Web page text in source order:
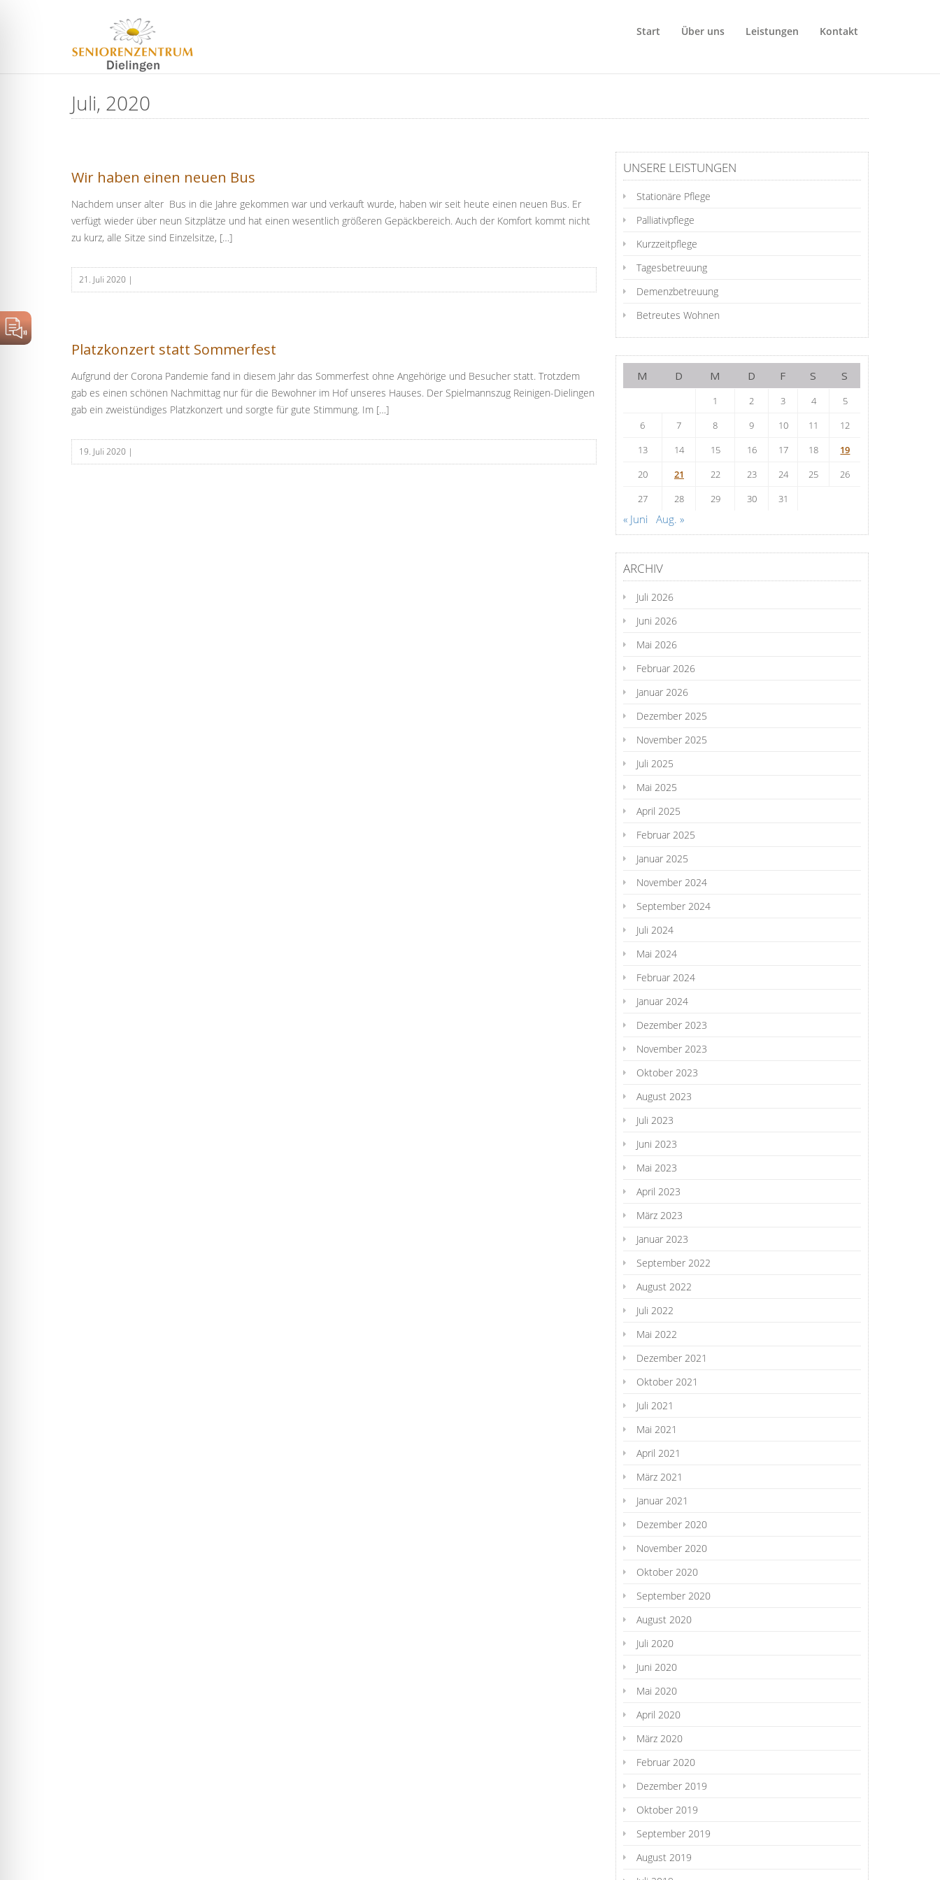
Start Über uns Leistungen Kontakt
Juli, 2020
Wir haben einen neuen Bus
Nachdem unser alter Bus in die Jahre gekommen war und verkauft wurde, haben wir seit heute einen neuen Bus. Er
verfügt wieder über neun Sitzplätze und hat einen wesentlich größeren Gepäckbereich. Auch der Komfort kommt nicht
zu kurz, alle Sitze sind Einzelsitze, […]
21. Juli 2020 |
Platzkonzert statt Sommerfest
Aufgrund der Corona Pandemie fand in diesem Jahr das Sommerfest ohne Angehörige und Besucher statt. Trotzdem
gab es einen schönen Nachmittag nur für die Bewohner im Hof unseres Hauses. Der Spielmannszug Reinigen-Dielingen
gab ein zweistündiges Platzkonzert und sorgte für gute Stimmung. Im […]
19. Juli 2020 |
UNSERE LEISTUNGEN
Stationäre Pflege
Palliativpflege
Kurzzeitpflege
Tagesbetreuung
Demenzbetreuung
Betreutes Wohnen
M D M D F S S
1 2 3 4
5
6
7 8 9 10 11
12
13
14 15 16 17 18
19
20
21 22 23 24 25
26
27
28 29 30 31
« Juni Aug. »
ARCHIV
Juli 2026
Juni 2026
Mai 2026
Februar 2026
Januar 2026
Dezember 2025
November 2025
Juli 2025
Mai 2025
April 2025
Februar 2025
Januar 2025
November 2024
September 2024
Juli 2024
Mai 2024
Februar 2024
Januar 2024
Dezember 2023
November 2023
Oktober 2023
August 2023
Juli 2023
Juni 2023
Mai 2023
April 2023
März 2023
Januar 2023
September 2022
August 2022
Juli 2022
Mai 2022
Dezember 2021
Oktober 2021
Juli 2021
Mai 2021
April 2021
März 2021
Januar 2021
Dezember 2020
November 2020
Oktober 2020
September 2020
August 2020
Juli 2020
Juni 2020
Mai 2020
April 2020
März 2020
Februar 2020
Dezember 2019
Oktober 2019
September 2019
August 2019